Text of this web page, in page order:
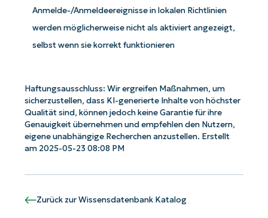
Anmelde-/Anmeldeereignisse in lokalen Richtlinien
werden möglicherweise nicht als aktiviert angezeigt,
selbst wenn sie korrekt funktionieren
Haftungsausschluss: Wir ergreifen Maßnahmen, um
sicherzustellen, dass KI-generierte Inhalte von höchster
Qualität sind, können jedoch keine Garantie für ihre
Genauigkeit übernehmen und empfehlen den Nutzern,
eigene unabhängige Recherchen anzustellen. Erstellt
am 2025-05-23 08:08 PM
Zurück zur Wissensdatenbank Katalog
Starten Sie mit NinjaOne AI-gesteuerten